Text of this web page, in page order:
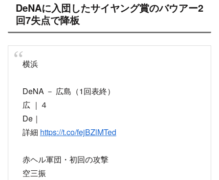
DeNAに入団したサイヤング賞のバウアー2
回7失点で降板
横浜
DeNA － 広島（1回表終）
広 ｜４
De｜
詳細 https://t.co/fejBZlMTed
赤ヘル軍団・初回の攻撃
空三振